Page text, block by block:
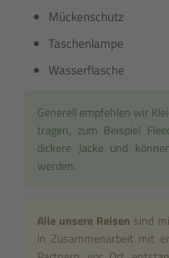
Mückenschutz
Taschenlampe
Wasserflasche
Generell empfehlen wir
tragen, zum Beispiel
dickere Jacke und
werden.
Alle unsere Reisen sind
in Zusammenarbeit mit